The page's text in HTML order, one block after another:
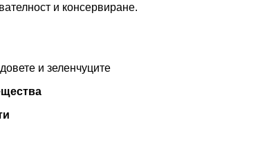
и консервиране.
и зеленчуците